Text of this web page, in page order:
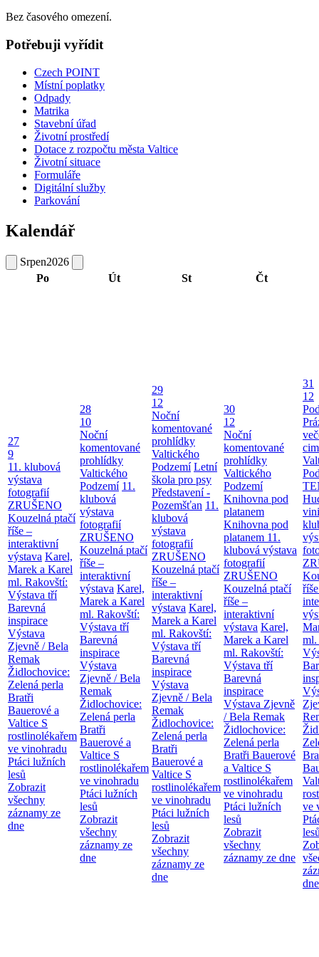
Bez časového omezení.
Potřebuji vyřídit
Czech POINT
Místní poplatky
Odpady
Matrika
Stavební úřad
Životní prostředí
Dotace z rozpočtu města Valtice
Životní situace
Formuláře
Digitální služby
Parkování
Kalendář
Srpen2026
Po
Út St Čt
27
9
11. klubová
výstava
fotografií
ZRUŠENO
Kouzelná ptačí
říše –
interaktivní
výstava Karel,
Marek a Karel
ml. Rakovští:
Výstava tří
Barevná
inspirace
Výstava
Zjevně / Bela
Remak
Židlochovice:
Zelená perla
Bratři
Bauerové a
Valtice S
rostlinolékařem
ve vinohradu
Ptáci lužních
lesů
Zobrazit
všechny
záznamy ze
dne
28
10
Noční
komentované
prohlídky
Valtického
Podzemí 11.
klubová
výstava
fotografií
ZRUŠENO
Kouzelná ptačí
říše –
interaktivní
výstava Karel,
Marek a Karel
ml. Rakovští:
Výstava tří
Barevná
inspirace
Výstava
Zjevně / Bela
Remak
Židlochovice:
Zelená perla
Bratři
Bauerové a
Valtice S
rostlinolékařem
ve vinohradu
Ptáci lužních
lesů
Zobrazit
všechny
záznamy ze
dne
29
12
Noční
komentované
prohlídky
Valtického
Podzemí Letní
škola pro psy
Představení -
Pozemšťan 11.
klubová
výstava
fotografií
ZRUŠENO
Kouzelná ptačí
říše –
interaktivní
výstava Karel,
Marek a Karel
ml. Rakovští:
Výstava tří
Barevná
inspirace
Výstava
Zjevně / Bela
Remak
Židlochovice:
Zelená perla
Bratři
Bauerové a
Valtice S
rostlinolékařem
ve vinohradu
Ptáci lužních
lesů
Zobrazit
všechny
záznamy ze
dne
30
12
Noční
komentované
prohlídky
Valtického
Podzemí
Knihovna pod
platanem
Knihovna pod
platanem 11.
klubová výstava
fotografií
ZRUŠENO
Kouzelná ptačí
říše –
interaktivní
výstava Karel,
Marek a Karel
ml. Rakovští:
Výstava tří
Barevná
inspirace
Výstava Zjevně
/ Bela Remak
Židlochovice:
Zelená perla
Bratři Bauerové
a Valtice S
rostlinolékařem
ve vinohradu
Ptáci lužních
lesů
Zobrazit
všechny
záznamy ze dne
31
12
ml.
ve
dne